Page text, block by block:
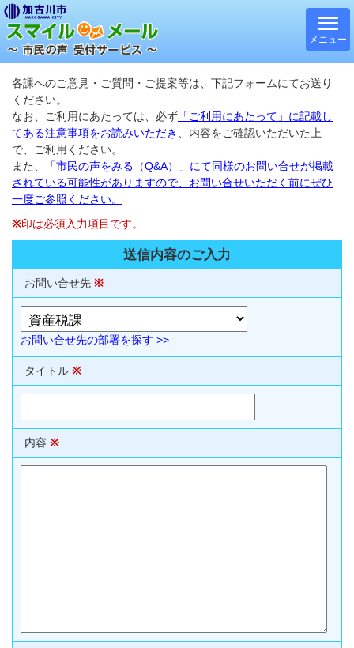
メニュー
各課へのご意見・ご質問・ご提案等は、下記フォームにてお送り
ください。
なお、ご利用にあたっては、必ず 「ご利用にあたって」に記載し
てある注意事項をお読みいただき
、内容をご確認いただいた上
で、ご利用ください。
また、
「市民の声をみる（Q&A）」にて同様のお問い合せが掲載
されている可能性がありますので、お問い合せいただく前にぜひ
一度ご参照ください。
※印は必須入力項目です。
送信内容のご入力
お問い合せ先 ※
お問い合せ先の部署を探す >>
タイトル ※
内容 ※